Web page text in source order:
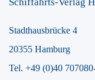
Stadthausbrücke 4
20355 Hamburg
Tel. +49 (0)40